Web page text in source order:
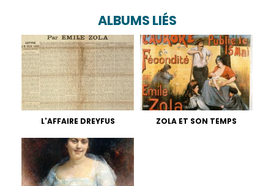
ALBUMS LIÉS
L'AFFAIRE DREYFUS ZOLA ET SON TEMPS